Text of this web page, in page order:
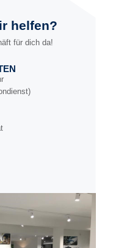
helfen?
für dich da!